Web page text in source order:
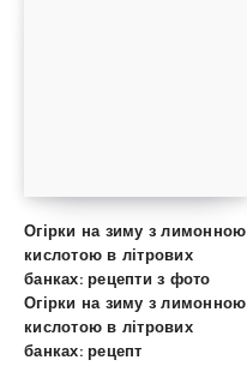
Огірки на зиму з лимонною
кислотою в літрових
банках: рецепти з фото
Огірки на зиму з лимонною
кислотою в літрових
банках: рецепт